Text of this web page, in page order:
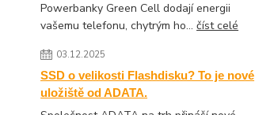
Powerbanky Green Cell dodají energii
vašemu telefonu, chytrým ho...číst celé
03.12.2025
SSD o velikosti Flashdisku? To je nové
uložiště od ADATA.